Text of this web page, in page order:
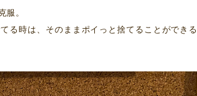
服。
る時は、そのままポイっと捨てることができる